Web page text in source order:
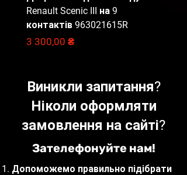
в обидві сторони.
Відправлення запчастин
щодня до 16:00.
НоваПошта, Delivery, Meest).
Наші фахівці
приводу вибору запчастин, що
відповідають вашим потребам
Renault Scenic III на 9
контактів 963021615R
Ціна
3 300,00 ₴
Ціна
2
Виникли запитання?
Ніколи оформляти
замовлення на сайті?
Зателефонуйте нам!
Допоможемо правильно підібрати